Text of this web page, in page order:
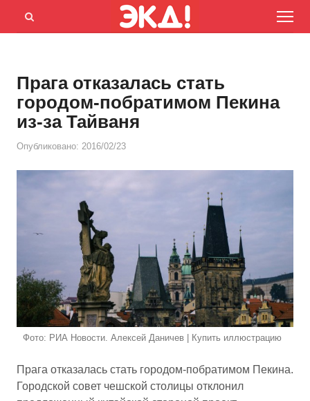
Menu
Открыть
Прага отказалась стать
городом-побратимом Пекина
из-за Тайваня
Опубликовано: 2016/02/23
Фото: РИА Новости. Алексей Даничев | Купить иллюстрацию
Прага отказалась стать городом-побратимом Пекина.
Городской совет чешской столицы отклонил